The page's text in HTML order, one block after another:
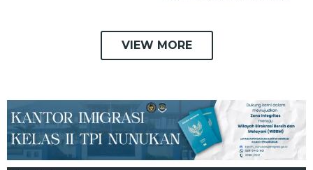
VIEW MORE